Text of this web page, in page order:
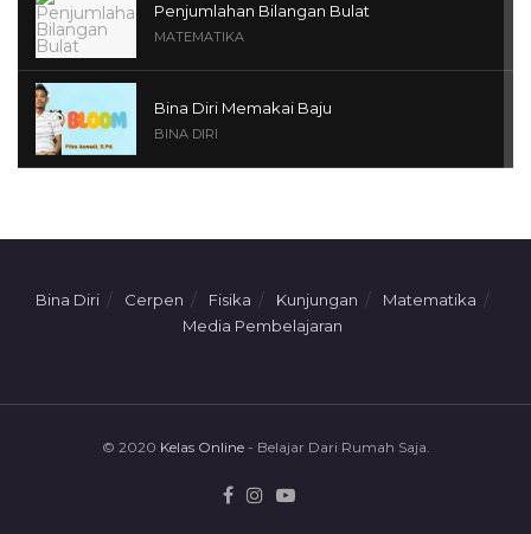
Penjumlahan Bilangan Bulat
MATEMATIKA
Bina Diri Memakai Baju
BINA DIRI
Media Pembelajaran Teks Prosedur Kelas
VIII
MEDIA PEMBELAJARAN
Bina Diri Cerpen Fisika Kunjungan
Matematika
Media Pembelajaran
© 2020 Kelas Online- Belajar Dari Rumah Saja.